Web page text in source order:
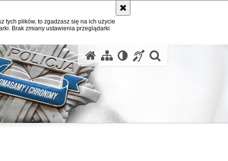
tych plików, to zgadzasz się na ich użycie
Brak zmiany ustawienia przeglądarki